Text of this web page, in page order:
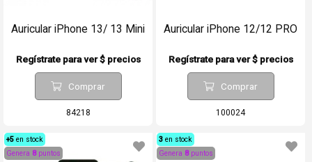
Auricular iPhone 13/ 13 Mini
Regístrate para ver $ precios
Comprar
84218
Auricular iPhone 12/12 PRO
Regístrate para ver $ precios
Comprar
100024
+5 en stock
Genera 8puntos
3 en stock
Genera 8puntos